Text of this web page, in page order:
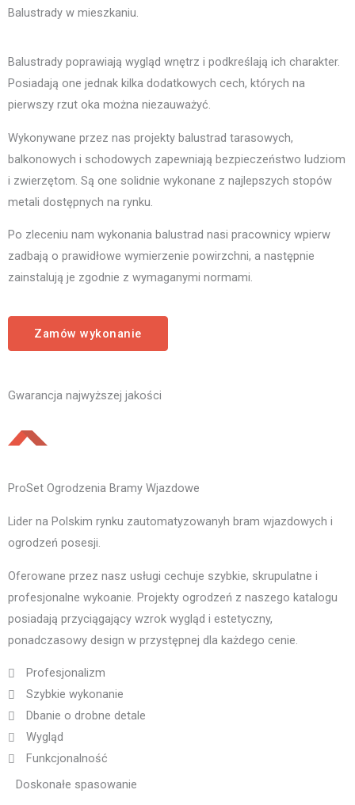
Balustrady w mieszkaniu.
Balustrady poprawiają wygląd wnętrz i podkreślają ich charakter.
Posiadają one jednak kilka dodatkowych cech, których na
pierwszy rzut oka można niezauważyć.
Wykonywane przez nas projekty balustrad tarasowych,
balkonowych i schodowych zapewniają bezpieczeństwo ludziom
i zwierzętom. Są one solidnie wykonane z najlepszych stopów
metali dostępnych na rynku.
Po zleceniu nam wykonania balustrad nasi pracownicy wpierw
zadbają o prawidłowe wymierzenie powirzchni, a następnie
zainstalują je zgodnie z wymaganymi normami.
Zamów wykonanie
Gwarancja najwyższej jakości
ProSet Ogrodzenia Bramy Wjazdowe
Lider na Polskim rynku zautomatyzowanyh bram wjazdowych i
ogrodzeń posesji.
Oferowane przez nasz usługi cechuje szybkie, skrupulatne i
profesjonalne wykoanie. Projekty ogrodzeń z naszego katalogu
posiadają przyciągający wzrok wygląd i estetyczny,
ponadczasowy design w przystępnej dla każdego cenie.
Profesjonalizm
Szybkie wykonanie
Dbanie o drobne detale
Wygląd
Funkcjonalność
Doskonałe spasowanie